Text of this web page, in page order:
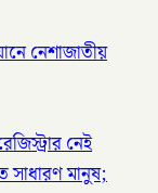
নেশাজাতীয়
নেই
সাধারণ মানুষ;